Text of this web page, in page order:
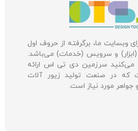
وبسایت ما، برگرفته از حروف اول
(ابزار) و سرویس (خدمات) می‌باشد.
می‌کنید سرزمین دی تی اس ارائه
که در صنعت تولید زیور آلات
مورد نیاز است.